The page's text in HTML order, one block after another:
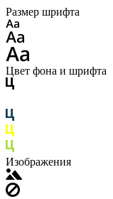
Размер шрифта
Цвет фона и шрифта
Изображения